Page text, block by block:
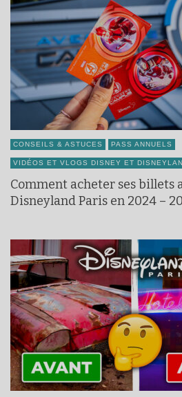
CONSEILS & ASTUCES PASS ANNUELS
VIDÉOS ET VLOGS DISNEY ET
Comment acheter ses billets
Disneyland Paris en 2024 –